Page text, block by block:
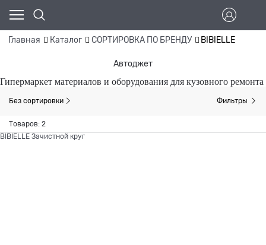
Главная Каталог СОРТИРОВКА ПО БРЕНДУ BIBIELLE
Автоджет
Гипермаркет материалов и оборудования для кузовного ремонта
Без сортировки Фильтры
Товаров: 2
BIBIELLE Зачистной круг